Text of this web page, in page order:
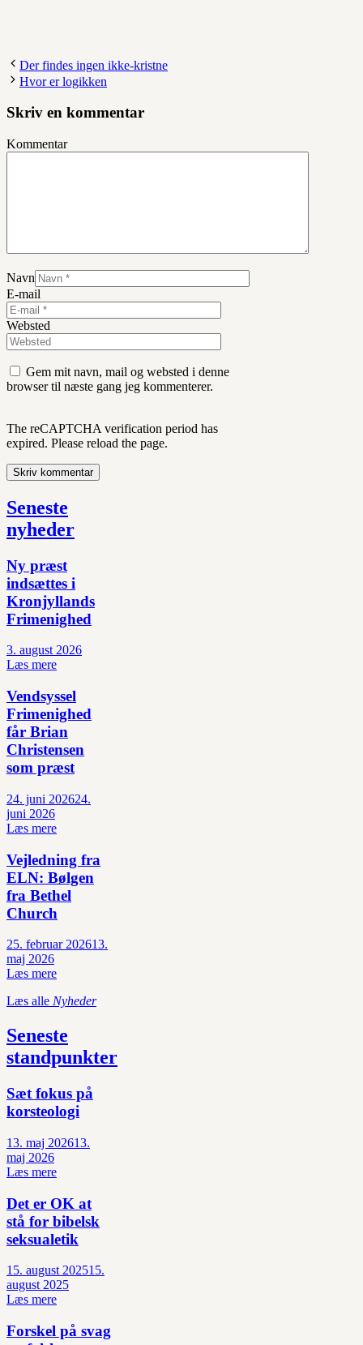
Der findes ingen ikke-kristne
Hvor er logikken
Skriv en kommentar
Kommentar
Navn
E-mail
Websted
Gem mit navn, mail og websted i denne
browser til næste gang jeg kommenterer.
The reCAPTCHA verification period has
expired. Please reload the page.
Seneste
nyheder
Ny præst
indsættes i
Kronjyllands
Frimenighed
3. august 2026
Læs mere
Vendsyssel
Frimenighed
får Brian
Christensen
som præst
24. juni 202624.
juni 2026
Læs mere
Vejledning fra
ELN: Bølgen
fra Bethel
Church
25. februar 202613.
maj 2026
Læs mere
Læs alle Nyheder
Seneste
standpunkter
Sæt fokus på
korsteologi
13. maj 202613.
maj 2026
Læs mere
Det er OK at
stå for bibelsk
seksualetik
15. august 202515.
august 2025
Læs mere
Forskel på svag